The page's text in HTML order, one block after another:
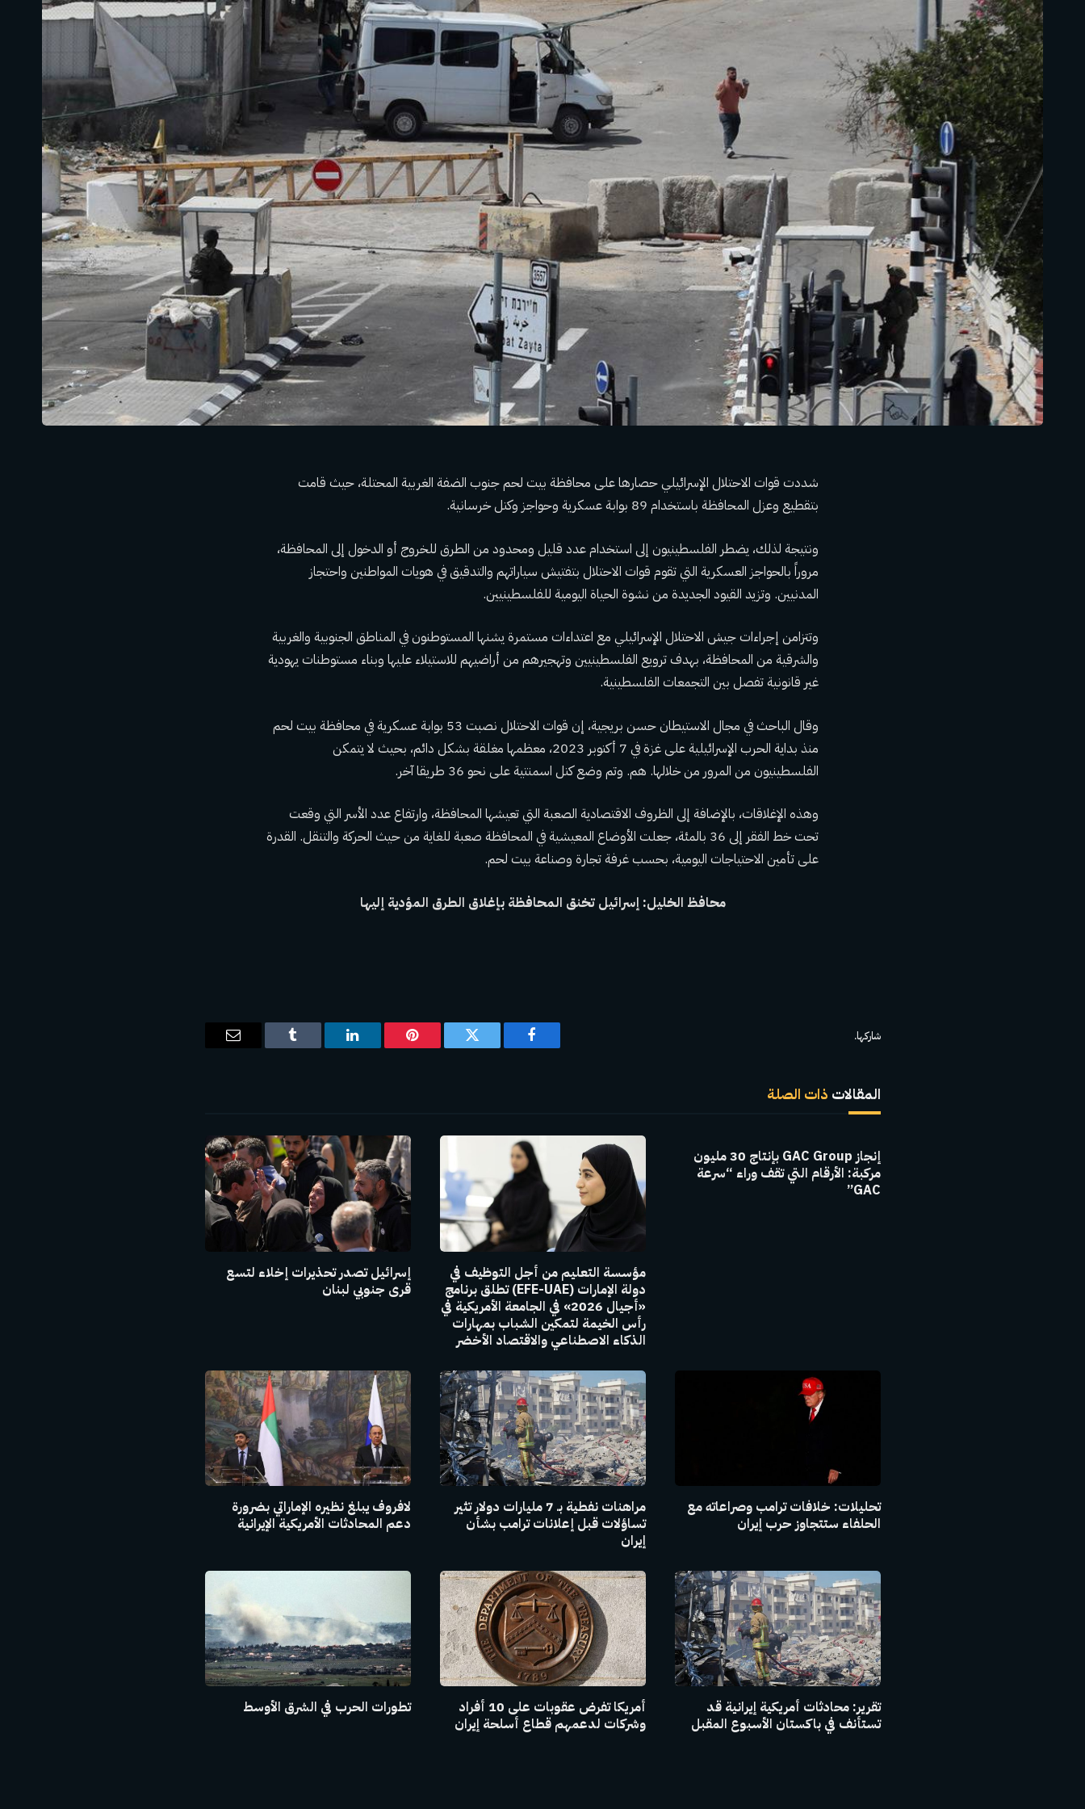
شددت قوات الاحتلال الإسرائيلي حصارها على محافظة بيت لحم جنوب الضفة الغربية المحتلة، حيث قامت
بتقطيع وعزل المحافظة باستخدام 89 بوابة عسكرية وحواجز وكتل خرسانية.
ونتيجة لذلك، يضطر الفلسطينيون إلى استخدام عدد قليل ومحدود من الطرق للخروج أو الدخول إلى المحافظة،
مروراً بالحواجز العسكرية التي تقوم قوات الاحتلال بتفتيش سياراتهم والتدقيق في هويات المواطنين واحتجاز
المدنيين. وتزيد القيود الجديدة من نشوة الحياة اليومية للفلسطينيين.
وتتزامن إجراءات جيش الاحتلال الإسرائيلي مع اعتداءات مستمرة يشنها المستوطنون في المناطق الجنوبية والغربية
والشرقية من المحافظة، بهدف ترويع الفلسطينيين وتهجيرهم من أراضيهم للاستيلاء عليها وبناء مستوطنات يهودية
غير قانونية تفصل بين التجمعات الفلسطينية.
وقال الباحث في مجال الاستيطان حسن بريجية، إن قوات الاحتلال نصبت 53 بوابة عسكرية في محافظة بيت لحم
منذ بداية الحرب الإسرائيلية على غزة في 7 أكتوبر 2023، معظمها مغلقة بشكل دائم، بحيث لا يتمكن
الفلسطينيون من المرور من خلالها. هم. وتم وضع كتل اسمنتية على نحو 36 طريقا آخر.
وهذه الإغلاقات، بالإضافة إلى الظروف الاقتصادية الصعبة التي تعيشها المحافظة، وارتفاع عدد الأسر التي وقعت
تحت خط الفقر إلى 36 بالمئة، جعلت الأوضاع المعيشية في المحافظة صعبة للغاية من حيث الحركة والتنقل. القدرة
على تأمين الاحتياجات اليومية، بحسب غرفة تجارة وصناعة بيت لحم.
محافظ الخليل: إسرائيل تخنق المحافظة بإغلاق الطرق المؤدية إليها
شاركها.
فيسبوك تويتر بينتيريستلينكدإن Tumblr
البريد
المقالات ذات الصلة
إنجاز GAC Group بإنتاج 30 مليون
مركبة: الأرقام التي تقف وراء “سرعة
GAC”
مؤسسة التعليم من أجل التوظيف في
دولة الإمارات (EFE-UAE) تطلق برنامج
«أجيال 2026» في الجامعة الأمريكية في
رأس الخيمة لتمكين الشباب بمهارات
الذكاء الاصطناعي والاقتصاد الأخضر
إسرائيل تصدر تحذيرات إخلاء لتسع
قرى جنوبي لبنان
تحليلات: خلافات ترامب وصراعاته مع
الحلفاء ستتجاوز حرب إيران
مراهنات نفطية بـ 7 مليارات دولار تثير
تساؤلات قبل إعلانات ترامب بشأن
إيران
لافروف يبلغ نظيره الإماراتي بضرورة
دعم المحادثات الأمريكية الإيرانية
تقرير: محادثات أمريكية إيرانية قد
تستأنف في باكستان الأسبوع المقبل
أمريكا تفرض عقوبات على 10 أفراد
وشركات لدعمهم قطاع أسلحة إيران
تطورات الحرب في الشرق الأوسط